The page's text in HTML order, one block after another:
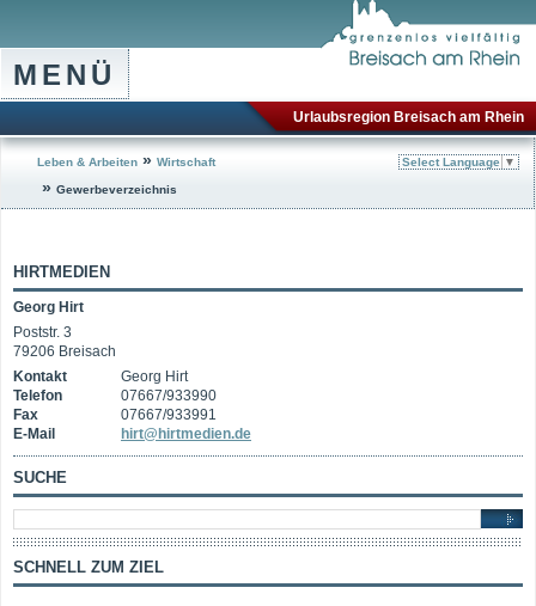
MENÜ
Urlaubsregion Breisach am Rhein
Leben & Arbeiten » Wirtschaft
» Gewerbeverzeichnis
Select Language ▼
HIRTMEDIEN
Georg Hirt
Poststr. 3
79206 Breisach
Kontakt
Georg Hirt
Telefon
07667/933990
Fax
07667/933991
E-Mail
hirt@hirtmedien.de
SUCHE
SCHNELL ZUM ZIEL